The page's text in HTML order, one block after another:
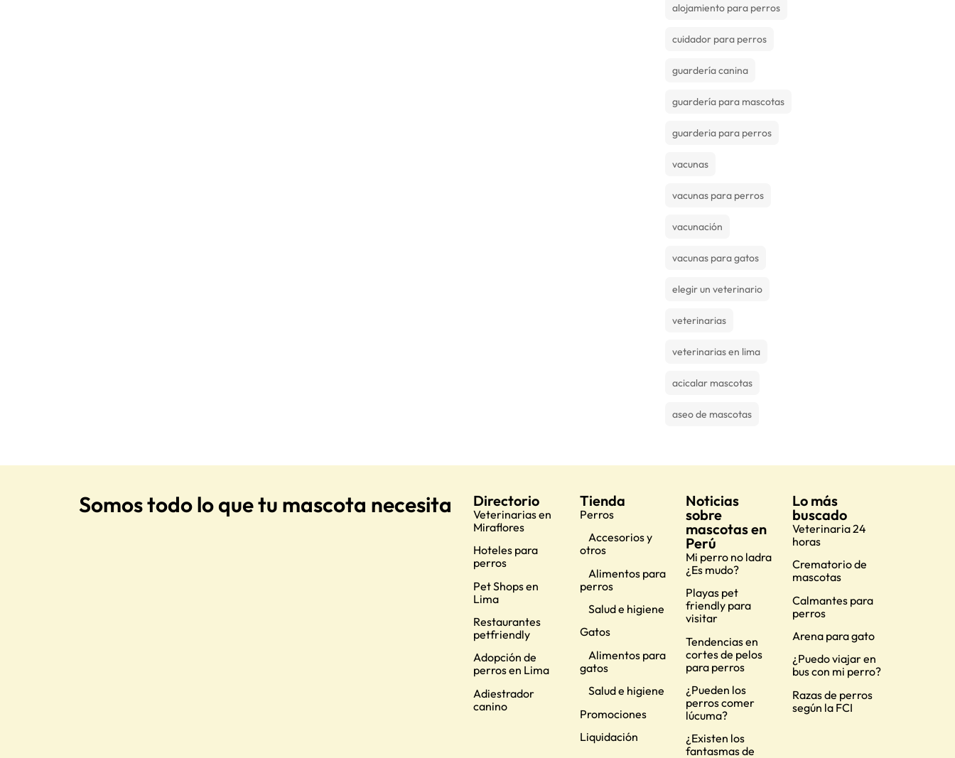
alojamiento para perros
cuidador para perros
guardería canina
guardería para mascotas
guarderia para perros
vacunas
vacunas para perros
vacunación
vacunas para gatos
elegir un veterinario
veterinarias
veterinarias en lima
acicalar mascotas
aseo de mascotas
Somos todo lo que tu mascota necesita Directorio
Veterinarias en
Miraflores
Hoteles para
perros
Pet Shops en
Lima
Restaurantes
petfriendly
Adopción de
perros en Lima
Adiestrador
canino
Tienda
Perros
Accesorios y
otros
Alimentos para
perros
Salud e higiene
Gatos
Alimentos para
gatos
Salud e higiene
Promociones
Liquidación
Noticias
sobre
mascotas en
Perú
Mi perro no ladra
¿Es mudo?
Playas pet
friendly para
visitar
Tendencias en
cortes de pelos
para perros
¿Pueden los
perros comer
lúcuma?
¿Existen los
fantasmas de
Lo más
buscado
Veterinaria 24
horas
Crematorio de
mascotas
Calmantes para
perros
Arena para gato
¿Puedo viajar en
bus con mi perro?
Razas de perros
según la FCI